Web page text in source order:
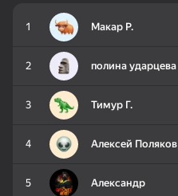
Breinroth: Farm of
Wonders
Dandy world:
Evolution
50
1 Макар Р.
2 полина ударцева
3 Тимур Г.
4 Алексей Поляков
5 Александр